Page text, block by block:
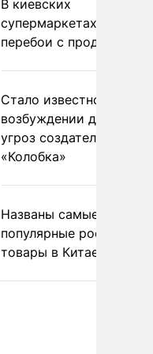
В киевских
супермаркетах
перебои с продуктами
Стало известно о
возбуждении дела из-
угроз создателям
«Колобка»
Названы самые
популярные российские
товары в Китае